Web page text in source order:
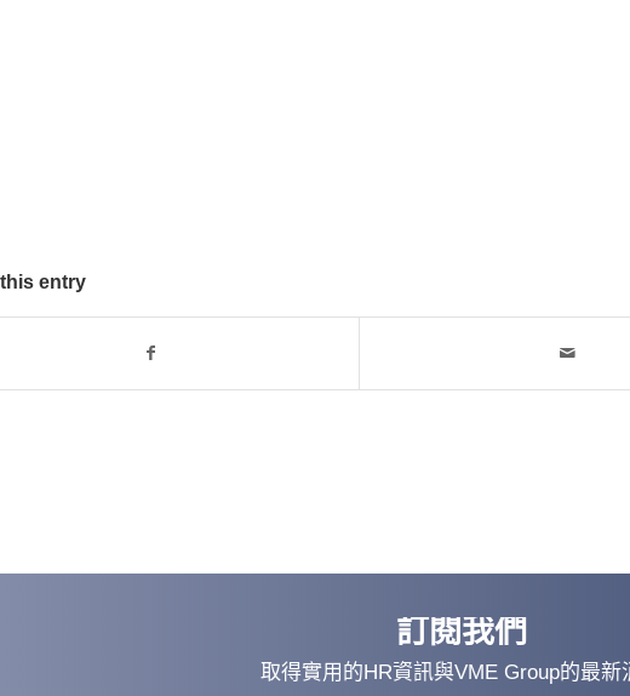
entry
訂閱我們
取得實用的HR資訊與VME Group的最新